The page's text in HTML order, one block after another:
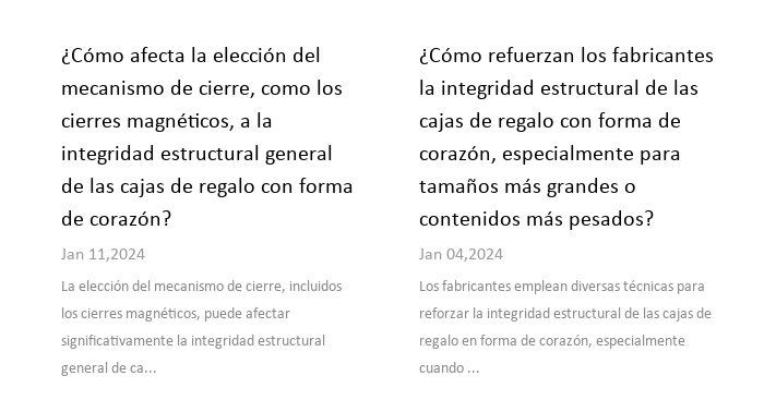
¿Cómo afecta la elección del
mecanismo de cierre, como los
cierres magnéticos, a la
integridad estructural general
de las cajas de regalo con forma
de corazón?
Jan 11,2024
La elección del mecanismo de cierre, incluidos
los cierres magnéticos, puede afectar
significativamente la integridad estructural
general de ca...
¿Cómo refuerzan los fabricantes
la integridad estructural de las
cajas de regalo con forma de
corazón, especialmente para
tamaños más grandes o
contenidos más pesados?
Jan 04,2024
Los fabricantes emplean diversas técnicas para
reforzar la integridad estructural de las cajas de
regalo en forma de corazón, especialmente
cuando ...